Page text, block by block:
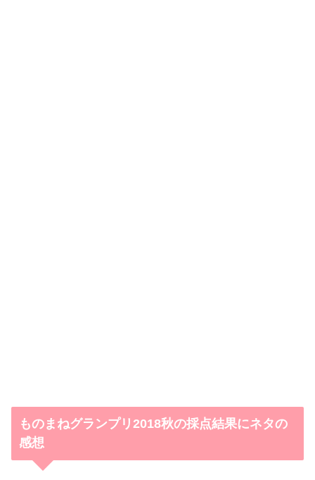
ものまねグランプリ2018秋の採点結果にネタの
感想